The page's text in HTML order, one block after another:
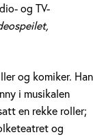
og TV-
og komiker. Han
i musikalen
en rekke roller;
og